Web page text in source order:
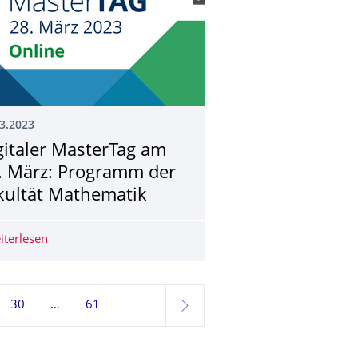
MasterTag am
März: Programm der
Mathematik
30 61
weiter